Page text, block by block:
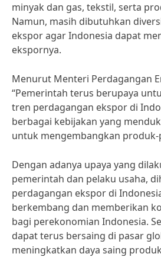
minyak dan gas, tekstil, serta
Namun, masih dibutuhkan
ekspor agar Indonesia dapat
ekspornya.
Menurut Menteri Perdagangan
“Pemerintah terus berupaya
tren perdagangan ekspor di
berbagai kebijakan yang
untuk mengembangkan
Dengan adanya upaya yang
pemerintah dan pelaku usaha,
perdagangan ekspor di
berkembang dan memberikan
bagi perekonomian Indonesia.
dapat terus bersaing di pasar
meningkatkan daya saing